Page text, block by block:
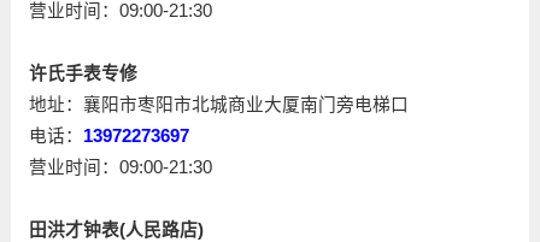
营业时间：09:00-21:30
许氏手表专修
地址：襄阳市枣阳市北城商业大厦南门旁电梯口
电话： 13972273697
营业时间：09:00-21:30
田洪才钟表(人民路店)